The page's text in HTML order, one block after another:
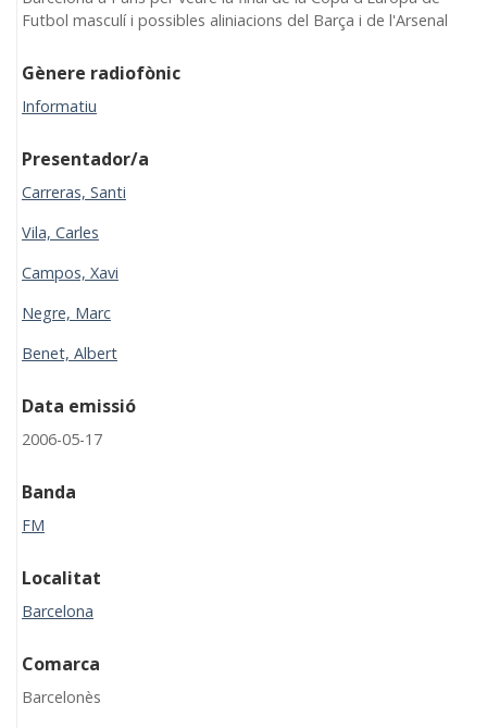
Futbol masculí i possibles aliniacions del Barça i de l'Arsenal
Gènere radiofònic
Informatiu
Presentador/a
Carreras, Santi
Vila, Carles
Campos, Xavi
Negre, Marc
Benet, Albert
Data emissió
2006-05-17
Banda
FM
Localitat
Barcelona
Comarca
Barcelonès